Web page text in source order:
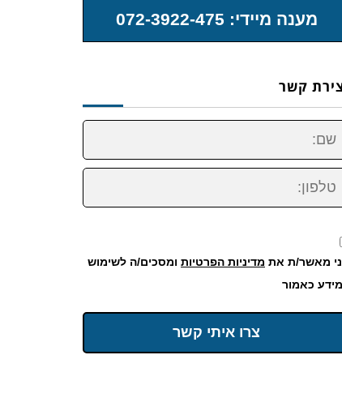
מענה מיידי: 072-3922-475
קשר
מאשר/ת את מדיניות הפרטיות ומסכים/ה לשימוש
כאמור
צרו איתי קשר